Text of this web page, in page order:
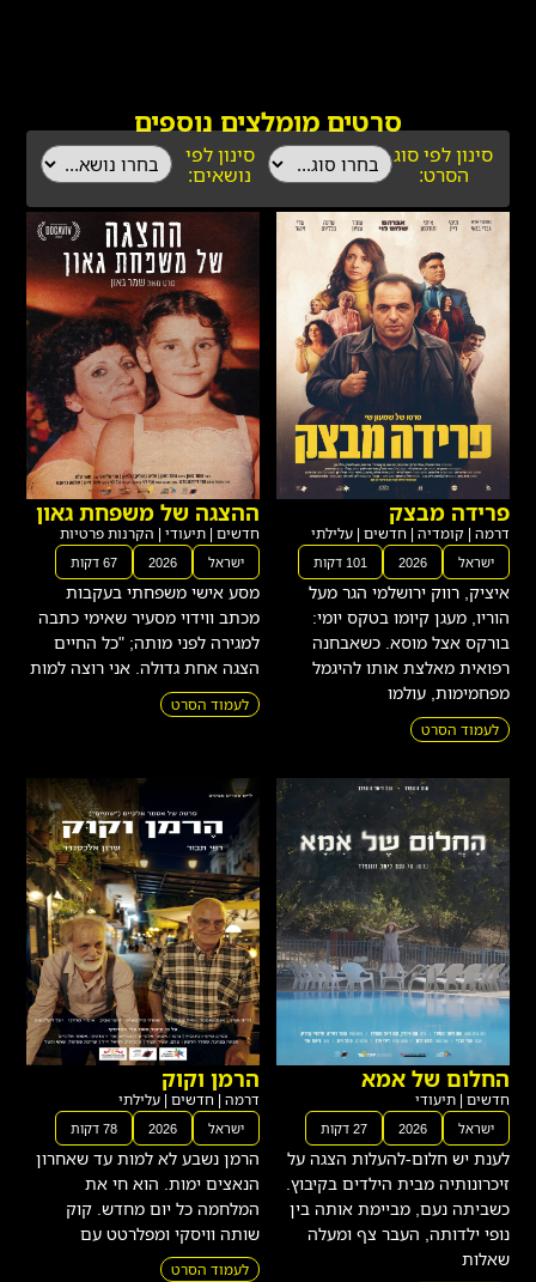
סרטים מומלצים נוספים
סינון לפי
נושאים:
סינון לפי סוג
הסרט:
פרידה מבצק
דרמה | קומדיה | חדשים |עלילתי
ישראל 2026 101 דקות
איציק, רווק ירושלמי הגר מעל
הוריו, מעגן קיומו בטקס יומי:
בורקס אצל מוסא. כשאבחנה
רפואית מאלצת אותו להיגמל
מפחמימות, עולמו
לעמוד הסרט
ההצגה של משפחת גאון
חדשים | תיעודי | הקרנות פרטיות
ישראל 2026 67 דקות
מסע אישי משפחתי בעקבות
מכתב ווידוי מסעיר שאימי כתבה
למגירה לפני מותה; "כל החיים
הצגה אחת גדולה. אני רוצה למות
לעמוד הסרט
החלום של אמא
חדשים |תיעודי
ישראל 2026 27 דקות
לענת יש חלום-להעלות הצגה על
זיכרונותיה מבית הילדים בקיבוץ.
כשביתה נעם, מביימת אותה בין
נופי ילדותה, העבר צף ומעלה
שאלות
הרמן וקוק
דרמה | חדשים | עלילתי
ישראל 2026 78 דקות
הרמן נשבע לא למות עד שאחרון
הנאצים ימות. הוא חי את
המלחמה כל יום מחדש. קוק
שותה וויסקי ומפלרטט עם
לעמוד הסרט